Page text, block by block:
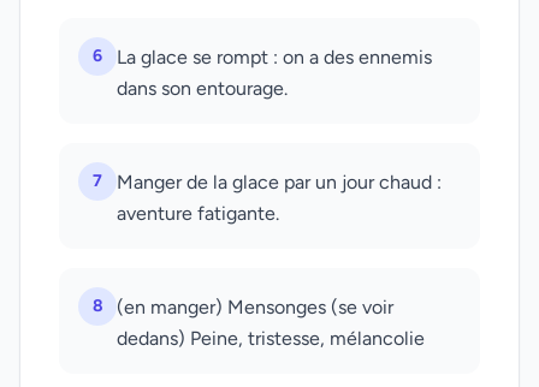
6
La glace se rompt : on a des ennemis
dans son entourage.
7
Manger de la glace par un jour chaud :
aventure fatigante.
8
(en manger) Mensonges (se voir
dedans) Peine, tristesse, mélancolie